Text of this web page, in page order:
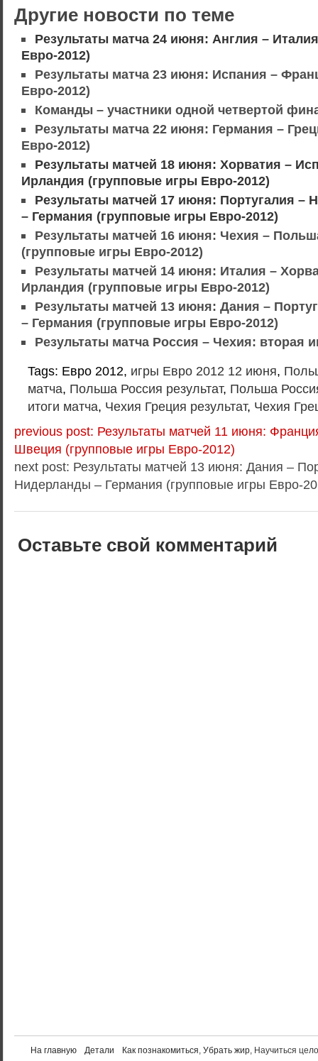
Другие новости по теме
Результаты матча 24 июня: Англия –
Евро-2012)
Результаты матча 23 июня: Испания –
Евро-2012)
Команды – участники одной четвертой
Результаты матча 22 июня: Германия –
Евро-2012)
Результаты матчей 18 июня: Хорватия –
Ирландия (групповые игры Евро-2012)
Результаты матчей 17 июня: Португалия –
– Германия (групповые игры Евро-2012)
Результаты матчей 16 июня: Чехия –
(групповые игры Евро-2012)
Результаты матчей 14 июня: Италия –
Ирландия (групповые игры Евро-2012)
Результаты матчей 13 июня: Дания –
– Германия (групповые игры Евро-2012)
Результаты матча Россия – Чехия: вторая
Tags: Евро 2012, игры Евро 2012 12 июня,
матча, Польша Россия результат, Польша
итоги матча, Чехия Греция результат, Чехия
previous post: Результаты матчей 11 июня:
Швеция (групповые игры Евро-2012)
next post: Результаты матчей 13 июня: Дания –
Нидерланды – Германия (групповые игры Евро-
Оставьте свой комментарий
На главную Детали Как познакомиться, Убрать жир, Научиться